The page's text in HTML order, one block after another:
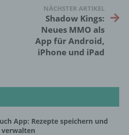
NÄCHSTER ARTIKEL
Shadow Kings:
Neues MMO als
App für Android,
iPhone und iPad
App: Rezepte speichern und
einzuschränken.
diese
Daten verwendet
persönliche Aspekte,
natürliche Person beziehen,
um Aspekte